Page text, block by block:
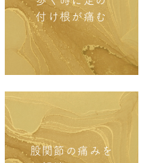
付け根が痛む
股関節の痛みを